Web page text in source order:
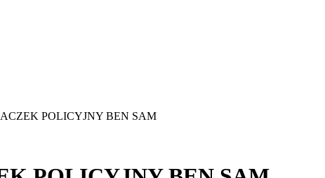
POLICYJNY BEN SAM